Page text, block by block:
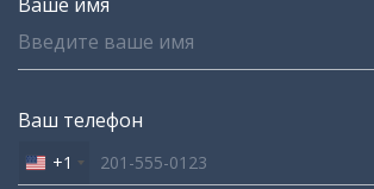
Ваш телефон
United
+1